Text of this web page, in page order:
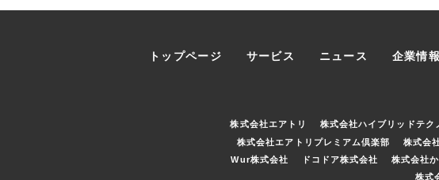
トップページ サービス ニュース 企業情報
株式会社エアトリ 株式会社ハイブリッドテク
株式会社エアトリプレミアム倶楽部
株式会
Wur株式会社
ドコドア株式会社 株式会社
株式